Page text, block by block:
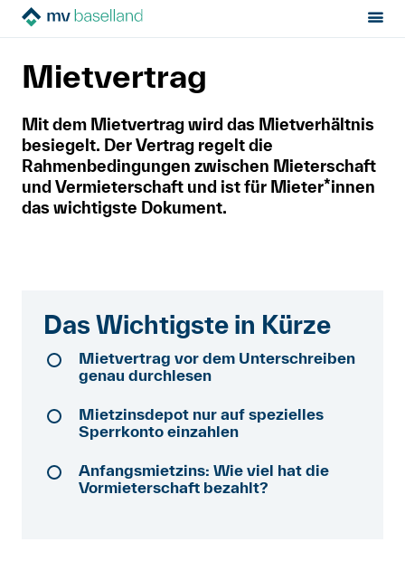
Hilfe von Fachleuten
Politik & Positionen
Newsletter
Anmelden
Mietvertrag
Mit dem Mietvertrag wird das Mietverhältnis
besiegelt. Der Vertrag regelt die
Rahmenbedingungen zwischen Mieterschaft
und Vermieterschaft und ist für Mieter*innen
das wichtigste Dokument.
Das Wichtigste in Kürze
Mietvertrag vor dem Unterschreiben
genau durchlesen
Mietzinsdepot nur auf spezielles
Sperrkonto einzahlen
Anfangsmietzins: Wie viel hat die
Vormieterschaft bezahlt?